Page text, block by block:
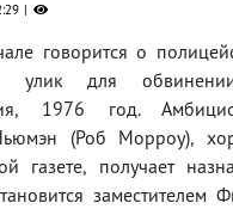
говорится о
улик для
1976 год.
(Роб Морроу),
газете, получает
заместителем